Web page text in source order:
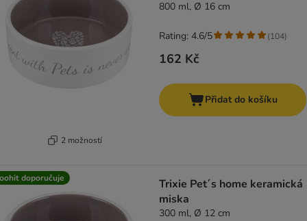
2 možností
800 ml, Ø 16 cm
162 Kč
Rating: 4.6/5 (104)
Přidat do košíku
doporučuje
Trixie Pet´s home keramická
miska
300 ml, Ø 12 cm